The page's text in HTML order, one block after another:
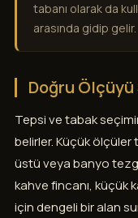
tabanı olarak da
arasında gidip gelir.
Doğru
Tepsi ve tabak
belirler. Küçük
üstü veya banyo
kahve fincanı, küçük
için dengeli bir alan